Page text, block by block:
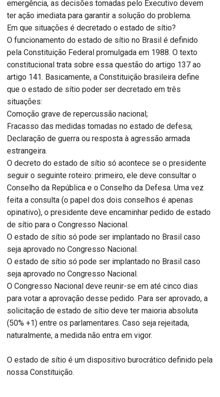
emergência, as decisões tomadas pelo Executivo devem
ter ação imediata para garantir a solução do problema.
Em que situações é decretado o estado de sítio?
O funcionamento do estado de sítio no Brasil é definido
pela Constituição Federal promulgada em 1988. O texto
constitucional trata sobre essa questão do artigo 137 ao
artigo 141. Basicamente, a Constituição brasileira define
que o estado de sítio poder ser decretado em três
situações:
Comoção grave de repercussão nacional;
Fracasso das medidas tomadas no estado de defesa;
Declaração de guerra ou resposta à agressão armada
estrangeira.
O decreto do estado de sítio só acontece se o presidente
seguir o seguinte roteiro: primeiro, ele deve consultar o
Conselho da República e o Conselho da Defesa. Uma vez
feita a consulta (o papel dos dois conselhos é apenas
opinativo), o presidente deve encaminhar pedido de estado
de sítio para o Congresso Nacional.
O estado de sítio só pode ser implantado no Brasil caso
seja aprovado no Congresso Nacional.
O estado de sítio só pode ser implantado no Brasil caso
seja aprovado no Congresso Nacional.
O Congresso Nacional deve reunir-se em até cinco dias
para votar a aprovação desse pedido. Para ser aprovado, a
solicitação de estado de sítio deve ter maioria absoluta
(50% +1) entre os parlamentares. Caso seja rejeitada,
naturalmente, a medida não entra em vigor.
O estado de sítio é um dispositivo burocrático definido pela
nossa Constituição.